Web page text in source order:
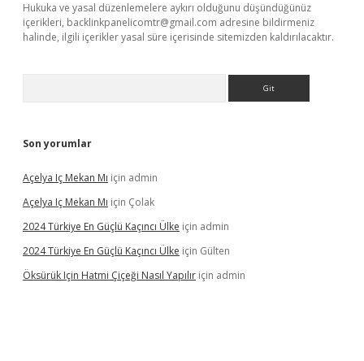
Hukuka ve yasal düzenlemelere aykırı olduğunu düşündüğünüz
içerikleri, backlinkpanelicomtr@gmail.com adresine bildirmeniz
halinde, ilgili içerikler yasal süre içerisinde sitemizden kaldırılacaktır.
Son yorumlar
Açelya Iç Mekan Mı için admin
Açelya Iç Mekan Mı için Çolak
2024 Türkiye En Güçlü Kaçıncı Ülke için admin
2024 Türkiye En Güçlü Kaçıncı Ülke için Gülten
Öksürük Için Hatmi Çiçeği Nasıl Yapılır için admin